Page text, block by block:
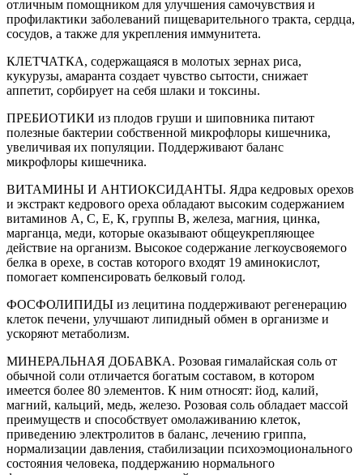
отличным помощником для улучшения самочувствия и
профилактики заболеваний пищеварительного тракта, сердца,
сосудов, а также для укрепления иммунитета.
КЛЕТЧАТКА, содержащаяся в молотых зернах риса,
кукурузы, амаранта создает чувство сытости, снижает
аппетит, сорбирует на себя шлаки и токсины.
ПРЕБИОТИКИ из плодов груши и шиповника питают
полезные бактерии собственной микрофлоры кишечника,
увеличивая их популяции. Поддерживают баланс
микрофлоры кишечника.
ВИТАМИНЫ И АНТИОКСИДАНТЫ. Ядра кедровых орехов
и экстракт кедрового ореха обладают высоким содержанием
витаминов А, С, Е, К, группы В, железа, магния, цинка,
марганца, меди, которые оказывают общеукрепляющее
действие на организм. Высокое содержание легкоусвояемого
белка в орехе, в состав которого входят 19 аминокислот,
помогает компенсировать белковый голод.
ФОСФОЛИПИДЫ из лецитина поддерживают регенерацию
клеток печени, улучшают липидный обмен в организме и
ускоряют метаболизм.
МИНЕРАЛЬНАЯ ДОБАВКА. Розовая гималайская соль от
обычной соли отличается богатым составом, в котором
имеется более 80 элементов. К ним относят: йод, калий,
магний, кальций, медь, железо. Розовая соль обладает массой
преимуществ и способствует омолаживанию клеток,
приведению электролитов в баланс, лечению гриппа,
нормализации давления, стабилизации психоэмоционального
состояния человека, поддержанию нормального